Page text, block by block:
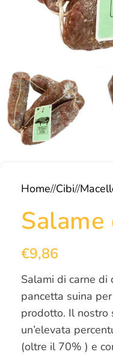
Home/ Cibi/
€9,86
Salami di carne di
pancetta suina
prodotto. Il nostro
un’elevata
(oltre il 70% ) e